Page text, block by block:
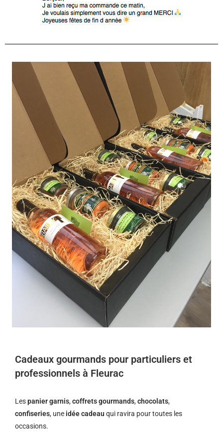
Cadeaux gourmands pour particuliers et
professionnels à Fleurac
Lespanier garnis,coffrets gourmands,chocolats,
confiseries, une idée cadeau qui ravira pour toutes les
occasions.